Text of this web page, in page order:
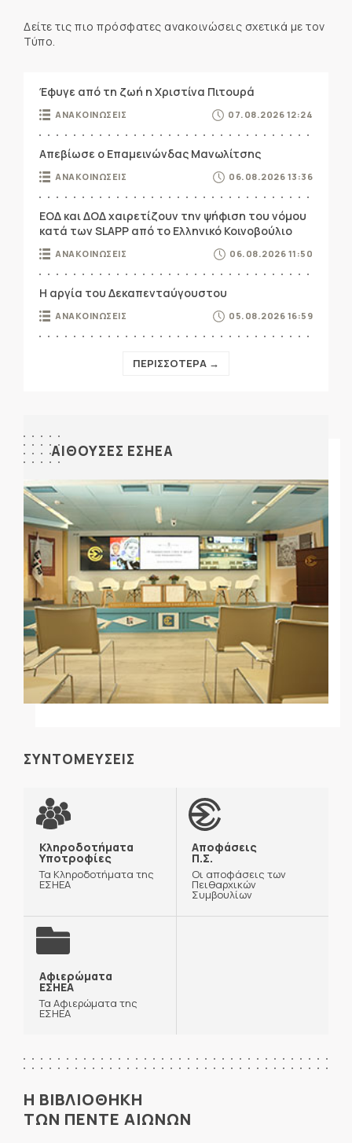
Δείτε τις πιο πρόσφατες ανακοινώσεις σχετικά με τον
Τύπο.
Έφυγε από τη ζωή η Χριστίνα Πιτουρά
ΑΝΑΚΟΙΝΩΣΕΙΣ 07.08.2026 12:24
Απεβίωσε ο Επαμεινώνδας Μανωλίτσης
ΑΝΑΚΟΙΝΩΣΕΙΣ 06.08.2026 13:36
ΕΟΔ και ΔΟΔ χαιρετίζουν την ψήφιση του νόμου
κατά των SLAPP από το Ελληνικό Κοινοβούλιο
ΑΝΑΚΟΙΝΩΣΕΙΣ 06.08.2026 11:50
Η αργία του Δεκαπενταύγουστου
ΑΝΑΚΟΙΝΩΣΕΙΣ 05.08.2026 16:59
ΠΕΡΙΣΣΟΤΕΡΑ →
ΑΙΘΟΥΣΕΣ ΕΣΗΕΑ
ΣΥΝΤΟΜΕΥΣΕΙΣ
Κληροδοτήματα
Υποτροφίες
Τα Κληροδοτήματα της
ΕΣΗΕΑ
Αποφάσεις
Π.Σ.
Οι αποφάσεις των
Πειθαρχικών
Συμβουλίων
Αφιερώματα
ΕΣΗΕΑ
Τα Αφιερώματα της
ΕΣΗΕΑ
Η ΒΙΒΛΙΟΘΗΚΗ
ΤΩΝ ΠΕΝΤΕ ΑΙΩΝΩΝ